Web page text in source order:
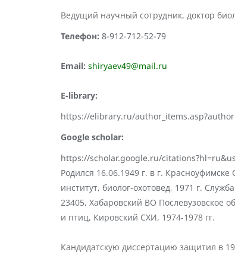
Ведущий научный сотрудник, доктор
Телефон: 8-912-712-52-79
Email: shiryaev49@mail.ru
E-library:
https://elibrary.ru/
Google scholar:
https://scholar.google.ru/
Родился 16.06.1949 г. в г.
институт, биолог-охотовед, 1971 г.
23405, Хабаровский ВО Послевузовское
и птиц, Кировский СХИ, 1974-1978 гг.
Кандидатскую диссертацию защитил в